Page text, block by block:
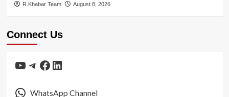
R.Khabar Team August 8, 2026
Connect Us
YouTube
Telegram
Facebook
LinkedIn
WhatsApp Channel